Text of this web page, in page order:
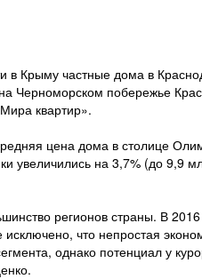
в Крыму частные дома в
Черноморском побережье
квартир».
цена дома в столице
увеличились на 3,7% (до 9,9
регионов страны. В
что непростая
однако потенциал у